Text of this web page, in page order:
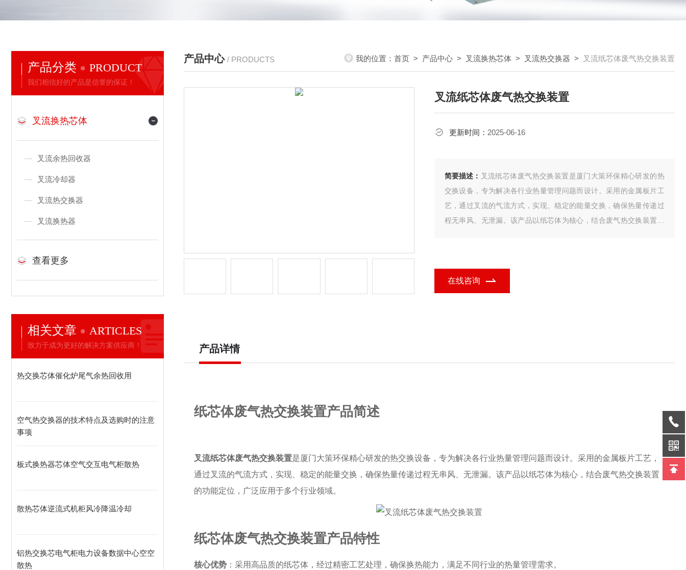
产品分类 PRODUCT
我们相信好的产品是信誉的保证！
叉流换热芯体
叉流余热回收器
叉流冷却器
叉流热交换器
叉流换热器
查看更多
相关文章 ARTICLES
致力于成为更好的解决方案供应商！
热交换芯体催化炉尾气余热回收用
空气热交换器的技术特点及选购时的注意
事项
板式换热器芯体空气交互电气柜散热
散热芯体逆流式机柜风冷降温冷却
铝热交换芯电气柜电力设备数据中心空空
散热
产品中心 / PRODUCTS 我的位置： 首页 > 产品中心 > 叉流换热芯体 > 叉流热交换器 > 叉流纸芯体废气热交换装置
叉流纸芯体废气热交换装置
更新时间： 2025-06-16
简要描述： 叉流纸芯体废气热交换装置是厦门大策环保精心研发的热
交换设备，专为解决各行业热量管理问题而设计。采用的金属板片工
艺，通过叉流的气流方式，实现、稳定的能量交换，确保热量传递过
程无串风、无泄漏。该产品以纸芯体为核心，结合废气热交换装置的
在线咨询
产品详情
纸芯体废气热交换装置产品简述
叉流纸芯体废气热交换装置是厦门大策环保精心研发的热交换设备，专为解决各行业热量管理问题而设计。采用的金属板片工艺，
通过叉流的气流方式，实现、稳定的能量交换，确保热量传递过程无串风、无泄漏。该产品以纸芯体为核心，结合废气热交换装置
的功能定位，广泛应用于多个行业领域。
纸芯体废气热交换装置产品特性
核心优势 ：采用高品质的纸芯体，经过精密工艺处理，确保换热能力，满足不同行业的热量管理需求。